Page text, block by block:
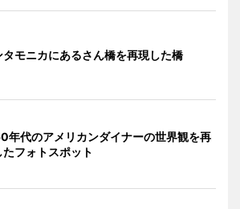
タモニカにあるさん橋を再現した橋
年代のアメリカンダイナーの世界観を再
たフォトスポット